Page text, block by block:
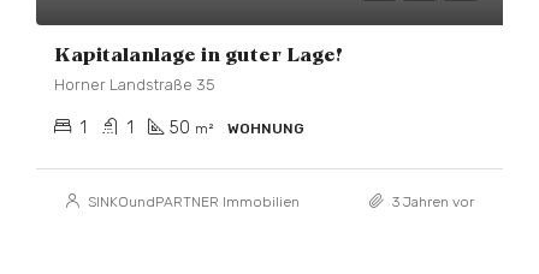
Kapitalanlage in guter Lage!
Horner Landstraße 35
1 1 50 m² WOHNUNG
SINKOundPARTNER Immobilien 3 Jahren vor